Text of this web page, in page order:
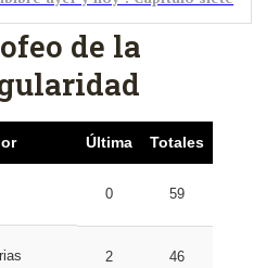
de la
Última Totales
0 59
2 46